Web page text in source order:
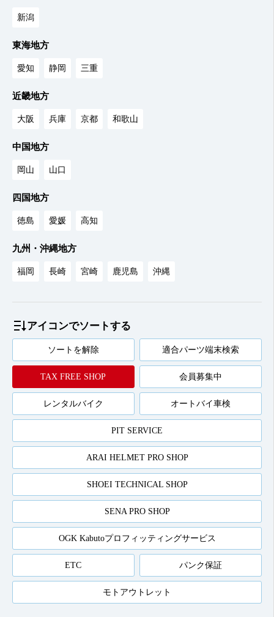
新潟
東海地方
愛知 静岡 三重
近畿地方
大阪 兵庫 京都 和歌山
中国地方
岡山 山口
四国地方
徳島 愛媛 高知
九州・沖縄地方
福岡 長崎 宮崎 鹿児島 沖縄
アイコンでソートする
ソートを解除 適合パーツ端末検索
TAX FREE SHOP 会員募集中
レンタルバイク オートバイ車検
PIT SERVICE
ARAI HELMET PRO SHOP
SHOEI TECHNICAL SHOP
SENA PRO SHOP
OGK Kabutoプロフィッティングサービス
ETC パンク保証
モトアウトレット